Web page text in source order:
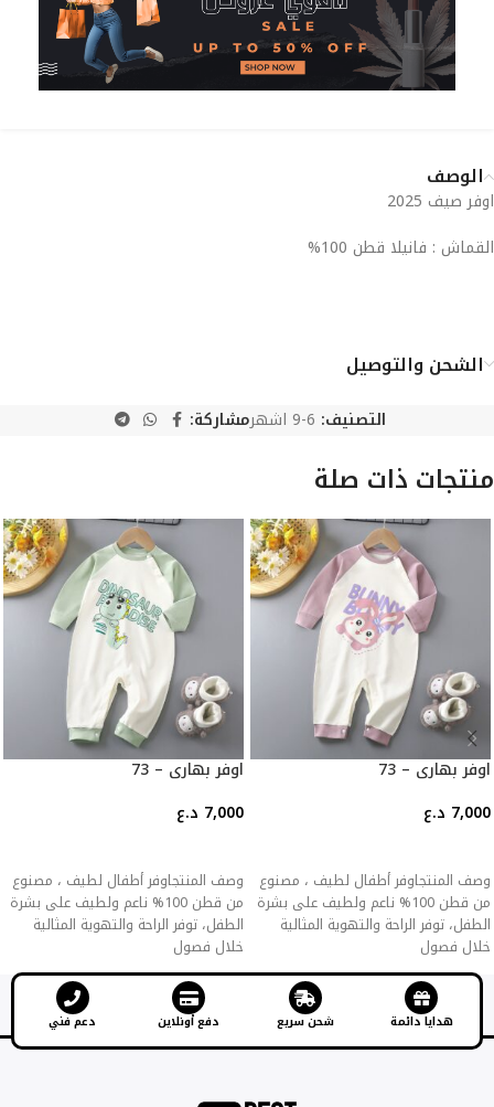
الوصف
اوفر صيف 2025
القماش : فانيلا قطن 100%
الشحن والتوصيل
التصنيف: 6-9 اشهر مشاركة:
منتجات ذات صلة
اوفر بهاري – 73
7,000 د.ع
وصف المنتجاوفر أطفال لطيف ، مصنوع
من قطن 100% ناعم ولطيف على بشرة
الطفل، توفر الراحة والتهوية المثالية
خلال فصول
اوفر بهاري – 73
7,000 د.ع
وصف المنتجاوفر أطفال لطيف ، مصنوع
من قطن 100% ناعم ولطيف على بشرة
الطفل، توفر الراحة والتهوية المثالية
خلال فصول
هدايا دائمة شحن سريع دفع أونلاين دعم فني